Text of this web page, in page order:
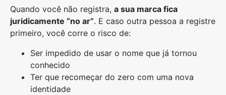
Quando você não registra, a sua marca fica
juridicamente “no ar”. E caso outra pessoa a registre
primeiro, você corre o risco de:
Ser impedido de usar o nome que já tornou
conhecido
Ter que recomeçar do zero com uma nova
identidade